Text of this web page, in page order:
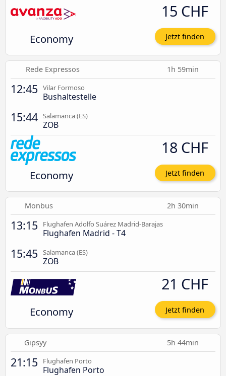
Economy
15 CHF
Jetzt finden
Rede Expressos 1h 59min
12:45 Vilar Formoso
Bushaltestelle
15:44 Salamanca (ES)
ZOB
Economy
18 CHF
Jetzt finden
Monbus 2h 30min
13:15 Flughafen Adolfo Suárez Madrid-Barajas
Flughafen Madrid - T4
15:45 Salamanca (ES)
ZOB
Economy
21 CHF
Jetzt finden
Gipsyy 5h 44min
21:15 Flughafen Porto
Flughafen Porto